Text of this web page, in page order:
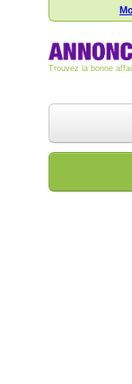
Trouvez la bonne